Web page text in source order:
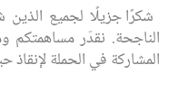
شكرًا جزيلًا لجميع الذين
الناجحة. نقدّر
المشاركة في الحملة لإنقاذ